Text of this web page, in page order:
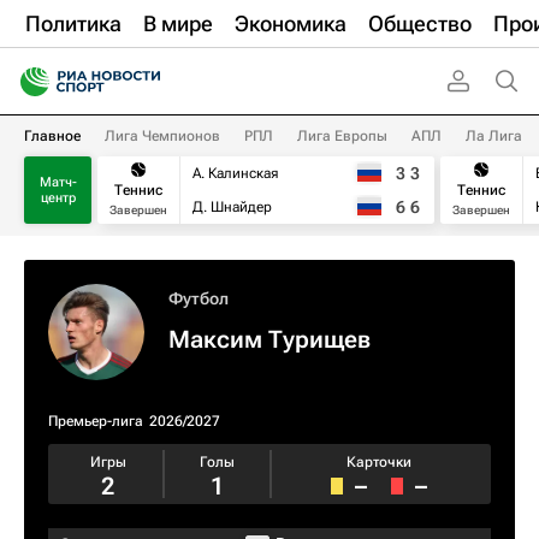
Политика В мире Экономика Общество
Главное Лига Чемпионов РПЛ Лига Европы АПЛ Ла Лига
Матч-
центр
Теннис
Завершен
А. Калинская
Д. Шнайдер
3 3
6 6
Теннис
Завершен
Футбол
Максим Турищев
Премьер-лига 2026/2027
Игры
2
Голы
1
Карточки
– –